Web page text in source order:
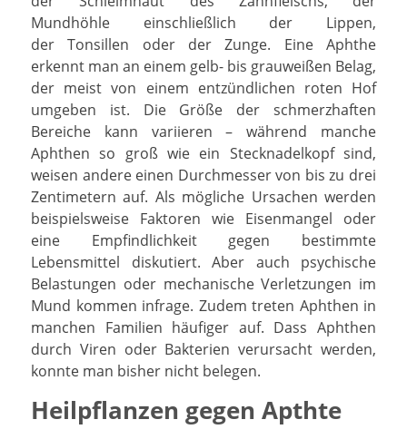
Mundhöhle einschließlich der Lippen,
der Tonsillen oder der Zunge. Eine Aphthe
erkennt man an einem gelb- bis grauweißen Belag,
der meist von einem entzündlichen roten Hof
umgeben ist. Die Größe der schmerzhaften
Bereiche kann variieren – während manche
Aphthen so groß wie ein Stecknadelkopf sind,
weisen andere einen Durchmesser von bis zu drei
Zentimetern auf. Als mögliche Ursachen werden
beispielsweise Faktoren wie Eisenmangel
oder
eine Empfindlichkeit gegen bestimmte
Lebensmittel diskutiert. Aber auch psychische
Belastungen oder mechanische Verletzungen im
Mund kommen infrage. Zudem treten Aphthen in
manchen Familien häufiger auf. Dass Aphthen
durch Viren oder Bakterien verursacht werden,
konnte man bisher nicht belegen.
Heilpflanzen gegen Apthte